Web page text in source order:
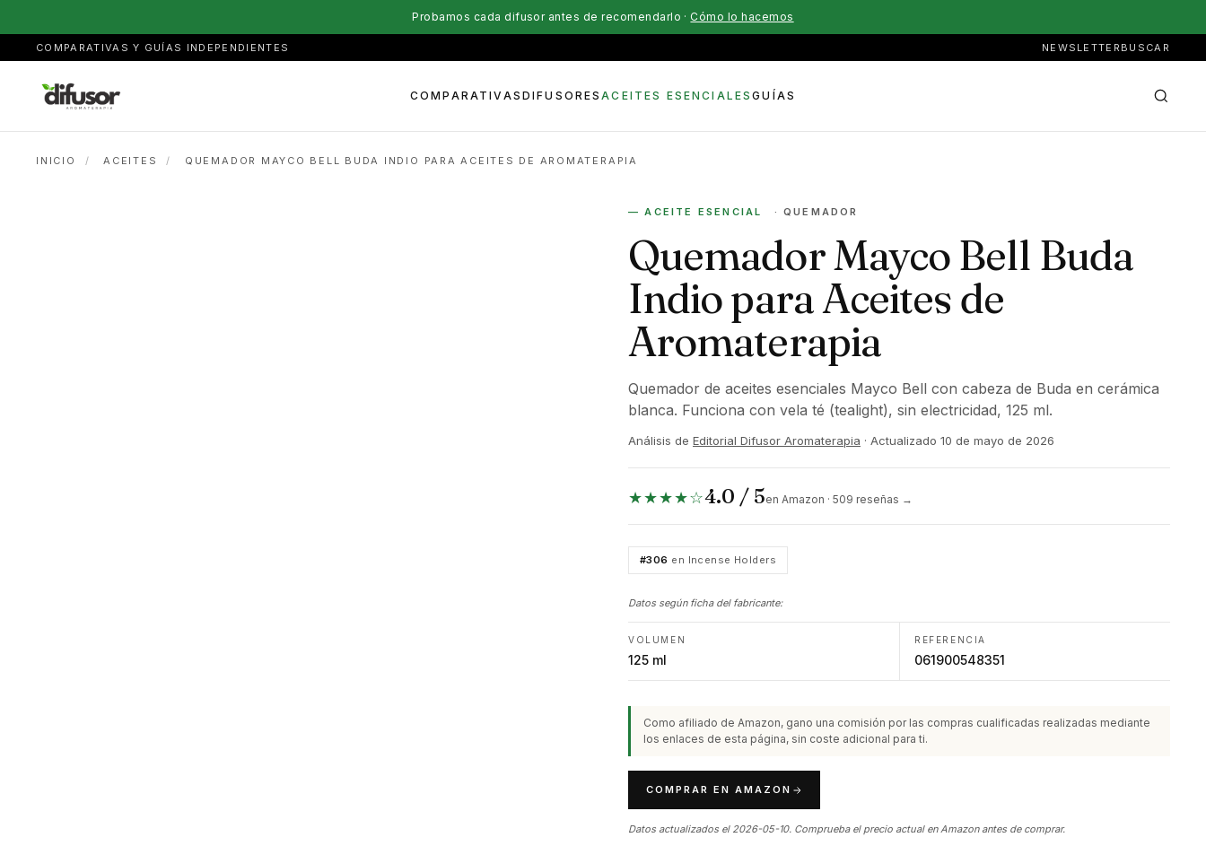
Probamos cada difusor antes de recomendarlo · Cómo lo hacemos
COMPARATIVAS Y GUÍAS INDEPENDIENTES NEWSLETTER BUSCAR
COMPARATIVAS DIFUSORESACEITES ESENCIALESGUÍAS
INICIO / ACEITES / QUEMADOR MAYCO BELL BUDA INDIO PARA ACEITES DE AROMATERAPIA
— ACEITE ESENCIAL · QUEMADOR
Quemador Mayco Bell Buda
Indio para Aceites de
Aromaterapia
Quemador de aceites esenciales Mayco Bell con cabeza de Buda en cerámica
blanca. Funciona con vela té (tealight), sin electricidad, 125 ml.
Análisis de Editorial Difusor Aromaterapia · Actualizado 10 de mayo de 2026
★★★★☆4.0 / 5en Amazon · 509 reseñas →
#306 en Incense Holders
Datos según ficha del fabricante:
VOLUMEN
125 ml
REFERENCIA
061900548351
Como afiliado de Amazon, gano una comisión por las compras cualificadas realizadas mediante
los enlaces de esta página, sin coste adicional para ti.
COMPRAR EN AMAZON
Datos actualizados el 2026-05-10. Comprueba el precio actual en Amazon antes de comprar.